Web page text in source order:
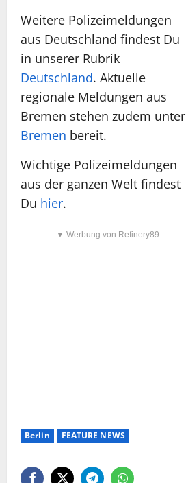
Weitere Polizeimeldungen
aus Deutschland findest Du
in unserer Rubrik
Deutschland. Aktuelle
regionale Meldungen aus
Bremen stehen zudem unter
Bremen bereit.
Wichtige Polizeimeldungen
aus der ganzen Welt findest
Du hier.
▼ Werbung von Refinery89
Berlin FEATURE NEWS